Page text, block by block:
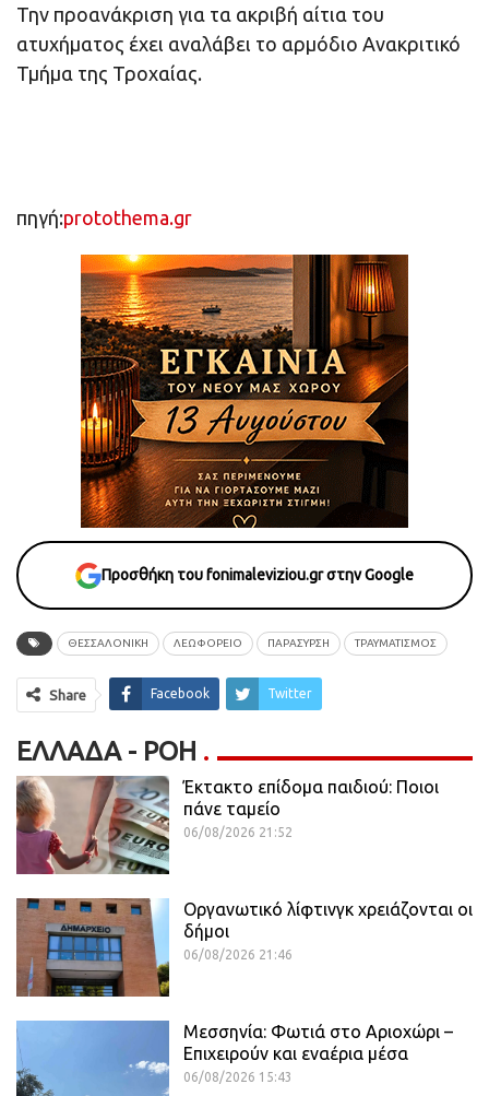
Την προανάκριση για τα ακριβή αίτια του
ατυχήματος έχει αναλάβει το αρμόδιο Ανακριτικό
Τμήμα της Τροχαίας.
πηγή:protothema.gr
Προσθήκη του fonimaleviziou.gr στην Google
ΘΕΣΣΑΛΟΝΙΚΗ ΛΕΩΦΟΡΕΙΟ ΠΑΡΑΣΥΡΣΗ ΤΡΑΥΜΑΤΙΣΜΌΣ
Share Facebook Twitter
ΕΛΛΆΔΑ - ΡΟΗ
Έκτακτο επίδομα παιδιού: Ποιοι
πάνε ταμείο
06/08/2026 21:52
Οργανωτικό λίφτινγκ χρειάζονται οι
δήμοι
06/08/2026 21:46
Μεσσηνία: Φωτιά στο Αριοχώρι –
Επιχειρούν και εναέρια μέσα
06/08/2026 15:43